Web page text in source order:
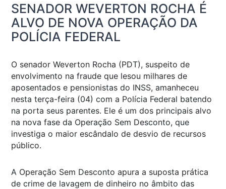
SENADOR WEVERTON ROCHA É
ALVO DE NOVA OPERAÇÃO DA
POLÍCIA FEDERAL
O senador Weverton Rocha (PDT), suspeito de
envolvimento na fraude que lesou milhares de
aposentados e pensionistas do INSS, amanheceu
nesta terça-feira (04) com a Polícia Federal batendo
na porta seus parentes. Ele é um dos principais alvo
na nova fase da Operação Sem Desconto, que
investiga o maior escândalo de desvio de recursos
público.
A Operação Sem Desconto apura a suposta prática
de crime de lavagem de dinheiro no âmbito das